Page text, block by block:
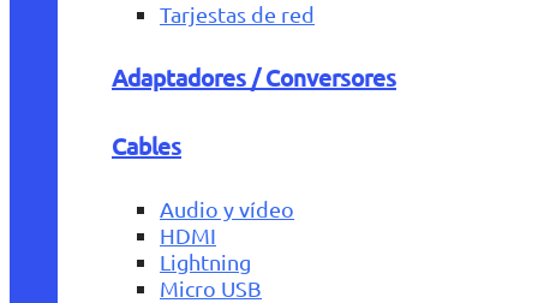
Tarjestas de red
Adaptadores / Conversores
Cables
Audio y vídeo
HDMI
Lightning
Micro USB